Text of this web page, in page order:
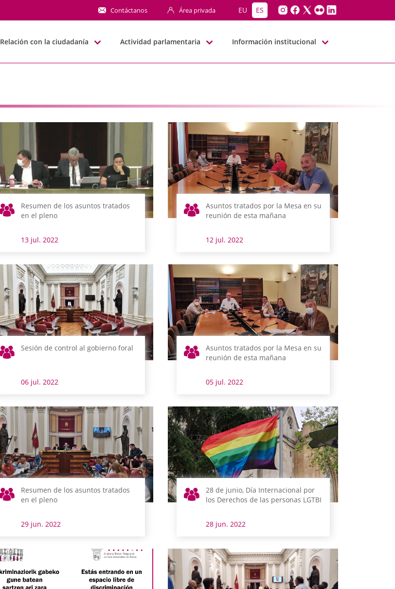
Contáctanos Área privada EU ES
Relación con la ciudadanía Actividad parlamentaria Información institucional
Resumen de los asuntos tratados
en el pleno
13 jul. 2022
Asuntos tratados por la Mesa en su
reunión de esta mañana
12 jul. 2022
Sesión de control al gobierno foral
06 jul. 2022
Asuntos tratados por la Mesa en su
reunión de esta mañana
05 jul. 2022
Resumen de los asuntos tratados
en el pleno
29 jun. 2022
28 de junio, Día Internacional por
los Derechos de las personas LGTBI
28 jun. 2022